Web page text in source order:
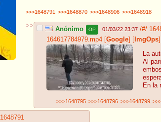
>>>1648791 >>>1648870 >>>1648906 >>>1648918
>> Anónimo OP 01/03/22 23:37 /#/
164617784979.mp4 Google ImgOps
La
Al
En la
>>>1648795 >>>1648796 >>>1648799
1648791